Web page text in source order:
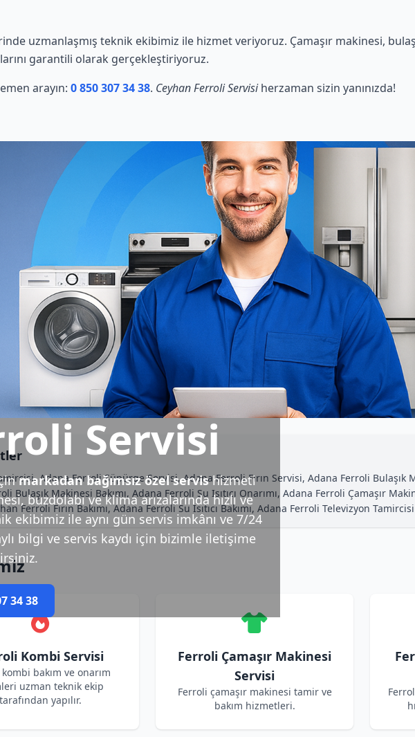
uzmanlaşmış teknik ekibimiz ile hizmet veriyoruz. Çamaşır makinesi,
garantili olarak gerçekleştiriyoruz.
arayın: 0 850 307 34 38. Ceyhan Ferroli Servisiherzaman sizin yanınızda!
Servisi
markadan bağımsız özel servishizmeti
buzdolabı ve klima arızalarında hızlı ve
ekibimiz ile aynı gün servis imkânı ve 7/24
bilgi ve servis kaydı için bizimle iletişime
34 38
Adana Ferroli Süpürge Servisi, Adana Ferroli Fırın Servisi, Adana Ferroli Bulaşık
Bulaşık Makinesi Bakımı, Adana Ferroli Su Isıtıcı Onarımı, Adana Ferroli Çamaşır
Ferroli Fırın Bakımı, Adana Ferroli Su Isıtıcı Bakımı, Adana Ferroli Televizyon Tamircisi
Kombi Servisi
bakım ve onarım
uzman teknik ekip
tarafından yapılır.
Ferroli Çamaşır Makinesi
Servisi
Ferroli çamaşır makinesi tamir ve
bakım hizmetleri.